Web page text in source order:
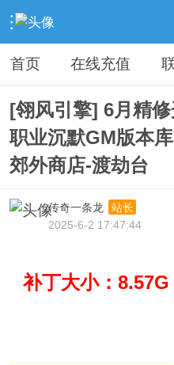
› 传奇论坛最新商业版本区 ›
首页 在线充值
[翎风引擎] 6月精
职业沉默GM版本
郊外商店-渡劫台
传奇一条龙
站长
2025-6-2 17:47:44
补丁大小：8.57G